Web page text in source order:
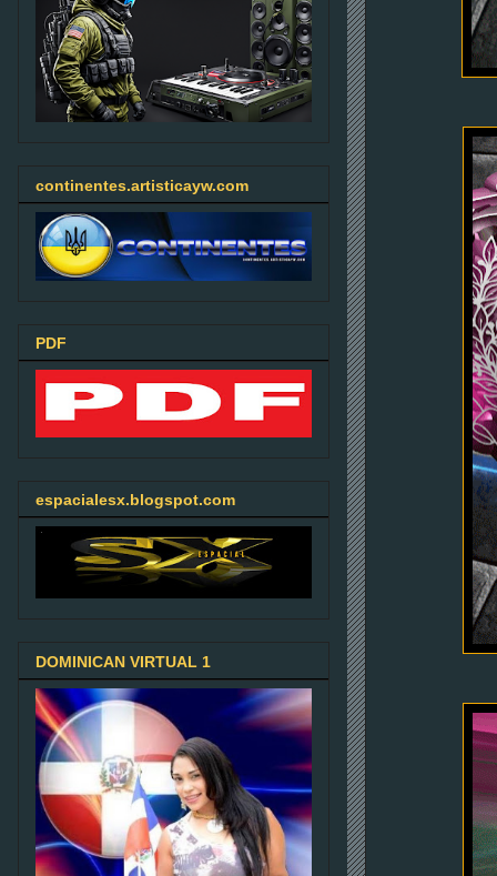
continentes.artisticayw.com
PDF
espacialesx.blogspot.com
DOMINICAN VIRTUAL 1